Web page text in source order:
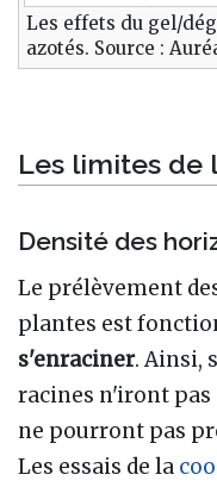
Les effets du gel/
azotés. Source :
Les limites de
Densité des
Le prélèvement
plantes est
s'enraciner. Ainsi,
racines n'iront
ne pourront pas
Les essais de la